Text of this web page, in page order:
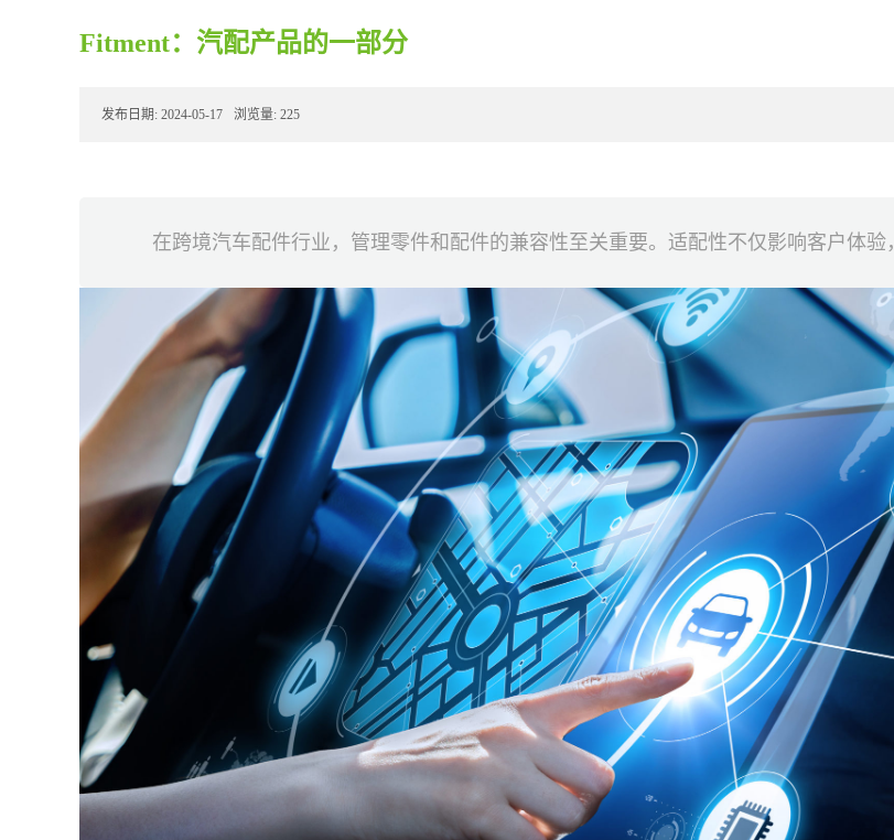
Fitment：汽配产品的一部分
发布日期: 2024-05-17 浏览量: 225
在跨境汽车配件行业，管理零件和配件的兼容性至关重要。适配性不仅影响客户体验